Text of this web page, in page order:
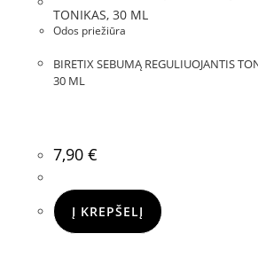
Odos priežiūra
BIRETIX SEBUMĄ REGULIUOJANTIS
30 ML
7,90€
Į KREPŠELĮ